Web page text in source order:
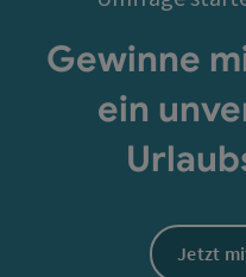
Gewinne
ein
Jetzt